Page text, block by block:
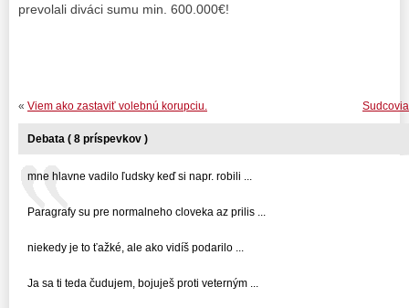
prevolali diváci sumu min. 600.000€!
« Viem ako zastaviť volebnú korupciu.
Debata ( 8 príspevkov )
mne hlavne vadilo ľudsky keď si napr. robili ...
Paragrafy su pre normalneho cloveka az prilis ...
niekedy je to ťažké, ale ako vidíš podarilo ...
Ja sa ti teda čudujem, bojuješ proti veterným ...